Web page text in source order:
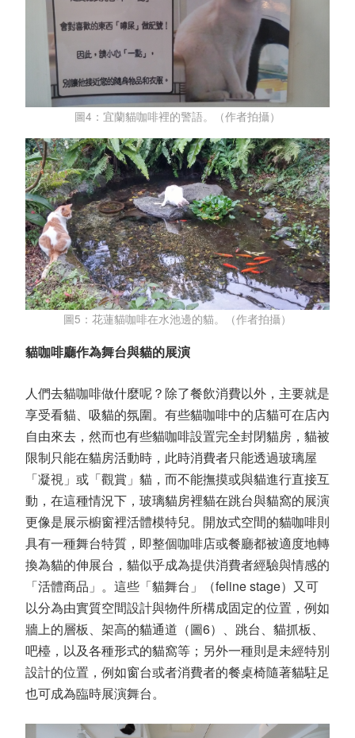
圖4：宜蘭貓咖啡裡的警語。（作者拍攝）
圖5：花蓮貓咖啡在水池邊的貓。（作者拍攝）
貓咖啡廳作為舞台與貓的展演
人們去貓咖啡做什麼呢？除了餐飲消費以外，主要就是
享受看貓、吸貓的氛圍。有些貓咖啡中的店貓可在店內
自由來去，然而也有些貓咖啡設置完全封閉貓房，貓被
限制只能在貓房活動時，此時消費者只能透過玻璃屋
「凝視」或「觀賞」貓，而不能撫摸或與貓進行直接互
動，在這種情況下，玻璃貓房裡貓在跳台與貓窩的展演
更像是展示櫥窗裡活體模特兒。開放式空間的貓咖啡則
具有一種舞台特質，即整個咖啡店或餐廳都被適度地轉
換為貓的伸展台，貓似乎成為提供消費者經驗與情感的
「活體商品」。這些「貓舞台」（feline stage）又可
以分為由實質空間設計與物件所構成固定的位置，例如
牆上的層板、架高的貓通道（圖6）、跳台、貓抓板、
吧檯，以及各種形式的貓窩等；另外一種則是未經特別
設計的位置，例如窗台或者消費者的餐桌椅隨著貓駐足
也可成為臨時展演舞台。